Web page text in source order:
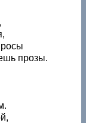
прозы.